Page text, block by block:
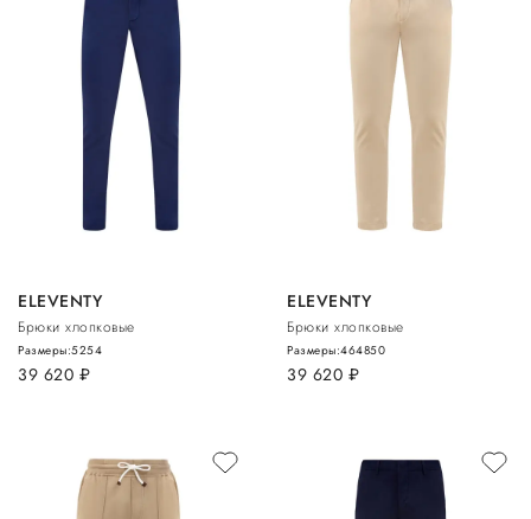
ELEVENTY
Брюки хлопковые
39 620 руб.
Размеры:5254
ELEVENTY
Брюки хлопковые
39 620 руб.
Размеры:464850